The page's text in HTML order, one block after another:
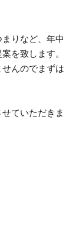
りなど、年中
を致します。
んのでまずは
ていただきま